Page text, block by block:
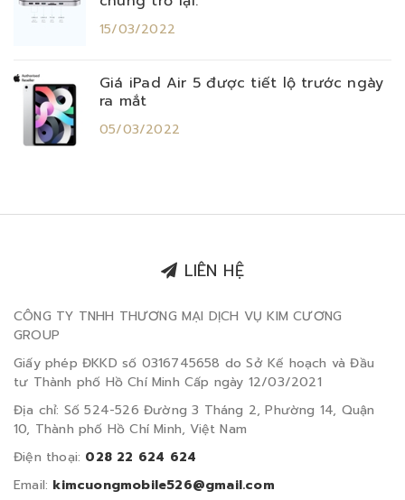
15/03/2022
Giá iPad Air 5 được tiết lộ trước ngày
ra mắt
05/03/2022
LIÊN HỆ
CÔNG TY TNHH THƯƠNG MẠI DỊCH VỤ KIM CƯƠNG
GROUP
Giấy phép ĐKKD số 0316745658 do Sở Kế hoạch và Đầu
tư Thành phố Hồ Chí Minh Cấp ngày 12/03/2021
Địa chỉ: Số 524-526 Đường 3 Tháng 2, Phường 14, Quận
10, Thành phố Hồ Chí Minh, Việt Nam
Điện thoại: 028 22 624 624
Email: kimcuongmobile526@gmail.com